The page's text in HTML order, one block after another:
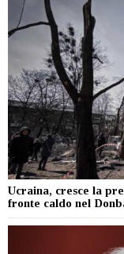
Ucraina, cresce la
fronte caldo nel